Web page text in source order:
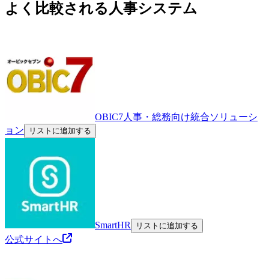
よく比較される人事システム
OBIC7人事・総務向け統合ソリューシ
ョン
リストに追加する
SmartHR リストに追加する
公式サイトへ